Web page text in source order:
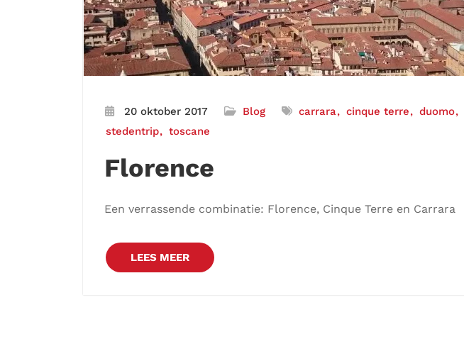
20 oktober 2017 Blog carrara cinque terre duomo
stedentrip
toscane
Florence
Een verrassende combinatie: Florence, Cinque Terre en Carrara
LEES MEER